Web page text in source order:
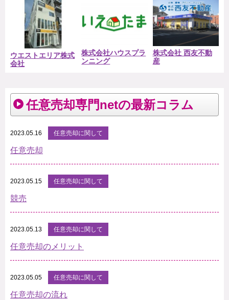
ウエストエリア株式
会社
株式会社ハウスプラ
ンニング
株式会社 西友不動
産
任意売却専門netの最新コラム
2023.05.16 任意売却に関して
任意売却
2023.05.15 任意売却に関して
競売
2023.05.13 任意売却に関して
任意売却のメリット
2023.05.05 任意売却に関して
任意売却の流れ